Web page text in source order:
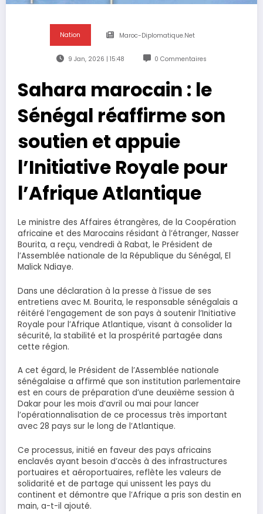
Nation Maroc-Diplomatique.net
9 Jan, 2026 | 15:48 0 Commentaires
Sahara marocain : le
Sénégal réaffirme son
soutien et appuie
l’Initiative Royale pour
l’Afrique Atlantique
Le ministre des Affaires étrangères, de la Coopération
africaine et des Marocains résidant à l’étranger, Nasser
Bourita, a reçu, vendredi à Rabat, le Président de
l’Assemblée nationale de la République du Sénégal, El
Malick Ndiaye.
Dans une déclaration à la presse à l’issue de ses
entretiens avec M. Bourita, le responsable sénégalais a
réitéré l’engagement de son pays à soutenir l’Initiative
Royale pour l’Afrique Atlantique, visant à consolider la
sécurité, la stabilité et la prospérité partagée dans
cette région.
A cet égard, le Président de l’Assemblée nationale
sénégalaise a affirmé que son institution parlementaire
est en cours de préparation d’une deuxième session à
Dakar pour les mois d’avril ou mai pour lancer
l’opérationnalisation de ce processus très important
avec 28 pays sur le long de l’Atlantique.
Ce processus, initié en faveur des pays africains
enclavés ayant besoin d’accès à des infrastructures
portuaires et aéroportuaires, reflète les valeurs de
solidarité et de partage qui unissent les pays du
continent et démontre que l’Afrique a pris son destin en
main, a-t-il ajouté.